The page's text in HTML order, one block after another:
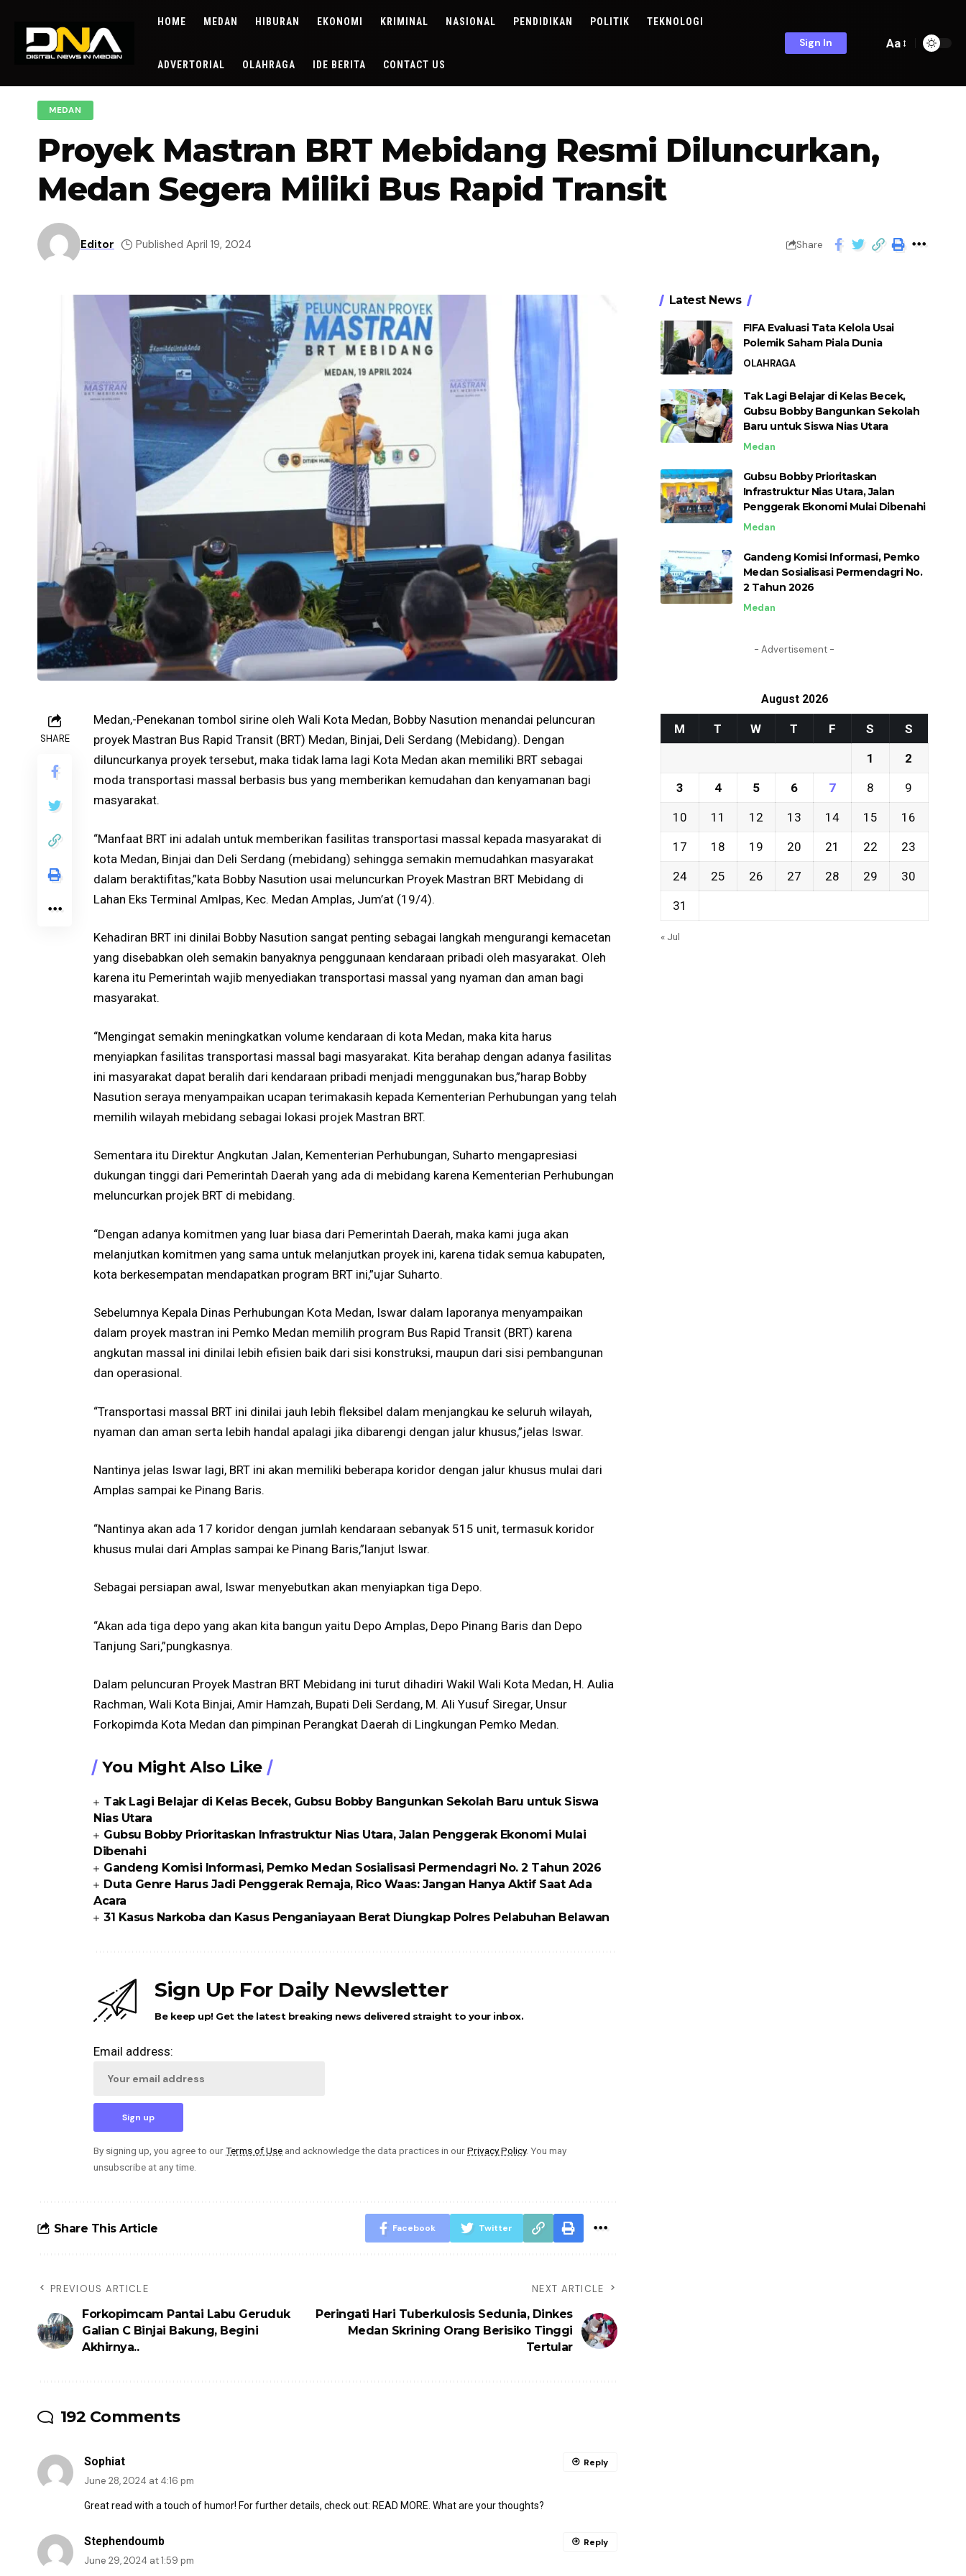
HOME MEDAN HIBURAN EKONOMI KRIMINAL NASIONAL PENDIDIKAN POLITIK TEKNOLOGI
ADVERTORIAL OLAHRAGA IDE BERITA CONTACT US
Sign In Aa
MEDAN
Proyek Mastran BRT Mebidang Resmi Diluncurkan,
Medan Segera Miliki Bus Rapid Transit
Editor Published April 19, 2024 Share
SHARE
Medan,-Penekanan tombol sirine oleh Wali Kota Medan, Bobby Nasution menandai peluncuran
proyek Mastran Bus Rapid Transit (BRT) Medan, Binjai, Deli Serdang (Mebidang). Dengan
diluncurkanya proyek tersebut, maka tidak lama lagi Kota Medan akan memiliki BRT sebagai
moda transportasi massal berbasis bus yang memberikan kemudahan dan kenyamanan bagi
masyarakat.
“Manfaat BRT ini adalah untuk memberikan fasilitas transportasi massal kepada masyarakat di
kota Medan, Binjai dan Deli Serdang (mebidang) sehingga semakin memudahkan masyarakat
dalam beraktifitas,”kata Bobby Nasution usai meluncurkan Proyek Mastran BRT Mebidang di
Lahan Eks Terminal Amlpas, Kec. Medan Amplas, Jum’at (19/4).
Kehadiran BRT ini dinilai Bobby Nasution sangat penting sebagai langkah mengurangi kemacetan
yang disebabkan oleh semakin banyaknya penggunaan kendaraan pribadi oleh masyarakat. Oleh
karena itu Pemerintah wajib menyediakan transportasi massal yang nyaman dan aman bagi
masyarakat.
“Mengingat semakin meningkatkan volume kendaraan di kota Medan, maka kita harus
menyiapkan fasilitas transportasi massal bagi masyarakat. Kita berahap dengan adanya fasilitas
ini masyarakat dapat beralih dari kendaraan pribadi menjadi menggunakan bus,”harap Bobby
Nasution seraya menyampaikan ucapan terimakasih kepada Kementerian Perhubungan yang telah
memilih wilayah mebidang sebagai lokasi projek Mastran BRT.
Sementara itu Direktur Angkutan Jalan, Kementerian Perhubungan, Suharto mengapresiasi
dukungan tinggi dari Pemerintah Daerah yang ada di mebidang karena Kementerian Perhubungan
meluncurkan projek BRT di mebidang.
“Dengan adanya komitmen yang luar biasa dari Pemerintah Daerah, maka kami juga akan
melanjutkan komitmen yang sama untuk melanjutkan proyek ini, karena tidak semua kabupaten,
kota berkesempatan mendapatkan program BRT ini,”ujar Suharto.
Sebelumnya Kepala Dinas Perhubungan Kota Medan, Iswar dalam laporanya menyampaikan
dalam proyek mastran ini Pemko Medan memilih program Bus Rapid Transit (BRT) karena
angkutan massal ini dinilai lebih efisien baik dari sisi konstruksi, maupun dari sisi pembangunan
dan operasional.
“Transportasi massal BRT ini dinilai jauh lebih fleksibel dalam menjangkau ke seluruh wilayah,
nyaman dan aman serta lebih handal apalagi jika dibarengi dengan jalur khusus,”jelas Iswar.
Nantinya jelas Iswar lagi, BRT ini akan memiliki beberapa koridor dengan jalur khusus mulai dari
Amplas sampai ke Pinang Baris.
“Nantinya akan ada 17 koridor dengan jumlah kendaraan sebanyak 515 unit, termasuk koridor
khusus mulai dari Amplas sampai ke Pinang Baris,”lanjut Iswar.
Sebagai persiapan awal, Iswar menyebutkan akan menyiapkan tiga Depo.
“Akan ada tiga depo yang akan kita bangun yaitu Depo Amplas, Depo Pinang Baris dan Depo
Tanjung Sari,”pungkasnya.
Dalam peluncuran Proyek Mastran BRT Mebidang ini turut dihadiri Wakil Wali Kota Medan, H. Aulia
Rachman, Wali Kota Binjai, Amir Hamzah, Bupati Deli Serdang, M. Ali Yusuf Siregar, Unsur
Forkopimda Kota Medan dan pimpinan Perangkat Daerah di Lingkungan Pemko Medan.
You Might Also Like
Tak Lagi Belajar di Kelas Becek, Gubsu Bobby Bangunkan Sekolah Baru untuk Siswa
Nias Utara
Gubsu Bobby Prioritaskan Infrastruktur Nias Utara, Jalan Penggerak Ekonomi Mulai
Dibenahi
Gandeng Komisi Informasi, Pemko Medan Sosialisasi Permendagri No. 2 Tahun 2026
Duta Genre Harus Jadi Penggerak Remaja, Rico Waas: Jangan Hanya Aktif Saat Ada
Acara
31 Kasus Narkoba dan Kasus Penganiayaan Berat Diungkap Polres Pelabuhan Belawan
Sign Up For Daily Newsletter
Be keep up! Get the latest breaking news delivered straight to your inbox.
Email address:
By signing up, you agree to ourTerms of Use and acknowledge the data practices in ourPrivacy Policy. You may
unsubscribe at any time.
Share This Article Facebook Twitter
PREVIOUS ARTICLE
Forkopimcam Pantai Labu Geruduk
Galian C Binjai Bakung, Begini
Akhirnya..
NEXT ARTICLE
Peringati Hari Tuberkulosis Sedunia, Dinkes
Medan Skrining Orang Berisiko Tinggi
Tertular
192 Comments
Sophiat
June 28, 2024 at 4:16 pm
Great read with a touch of humor! For further details, check out: READ MORE. What are your thoughts?
Reply
Stephendoumb
June 29, 2024 at 1:59 pm
Reply
Latest News
FIFA Evaluasi Tata Kelola Usai
Polemik Saham Piala Dunia
OLAHRAGA
Tak Lagi Belajar di Kelas Becek,
Gubsu Bobby Bangunkan Sekolah
Baru untuk Siswa Nias Utara
Medan
Gubsu Bobby Prioritaskan
Infrastruktur Nias Utara, Jalan
Penggerak Ekonomi Mulai Dibenahi
Medan
Gandeng Komisi Informasi, Pemko
Medan Sosialisasi Permendagri No.
2 Tahun 2026
Medan
- Advertisement -
August 2026
M T W T F S S
1 2
3 4 5 6 7 8 9
10 11 12 13 14 15 16
17 18 19 20 21 22 23
24 25 26 27 28 29 30
31
« Jul